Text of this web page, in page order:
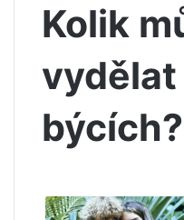
Kolik
vydělat
býcích?